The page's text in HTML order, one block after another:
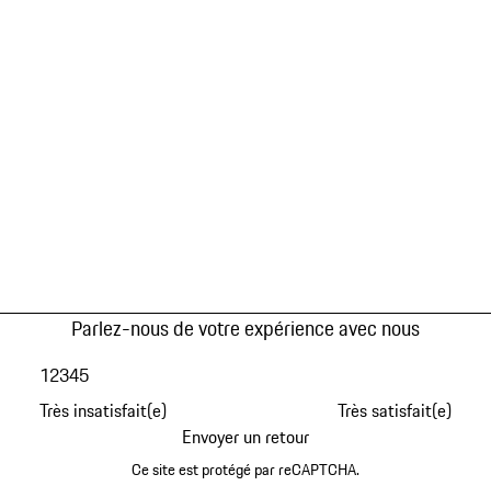
Parlez-nous de votre expérience avec nous
Très insatisfait(e)
12345
Très satisfait(e)
Envoyer un retour
Ce site est protégé par reCAPTCHA.